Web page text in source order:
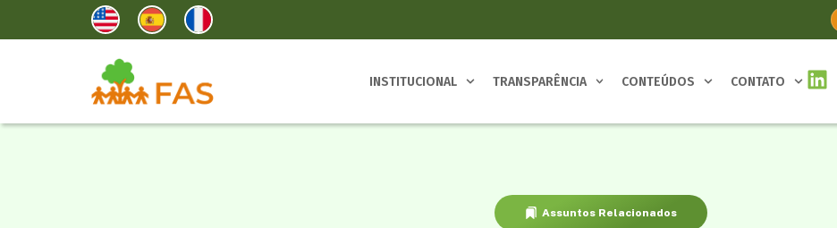
INSTITUCIONAL TRANSPARÊNCIA CONTEÚDOS CONTATO
Assuntos Relacionados